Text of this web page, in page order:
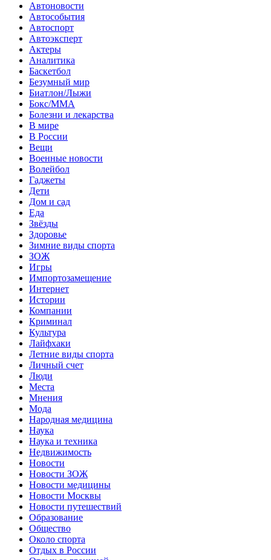
Автоновости
Автособытия
Автоспорт
Автоэксперт
Актеры
Аналитика
Баскетбол
Безумный мир
Биатлон/Лыжи
Бокс/MMA
Болезни и лекарства
В мире
В России
Вещи
Военные новости
Волейбол
Гаджеты
Дети
Дом и сад
Еда
Звёзды
Здоровье
Зимние виды спорта
ЗОЖ
Игры
Импортозамещение
Интернет
Истории
Компании
Криминал
Культура
Лайфхаки
Летние виды спорта
Личный счет
Люди
Места
Мнения
Мода
Народная медицина
Наука
Наука и техника
Недвижимость
Новости
Новости ЗОЖ
Новости медицины
Новости Москвы
Новости путешествий
Образование
Общество
Около спорта
Отдых в России